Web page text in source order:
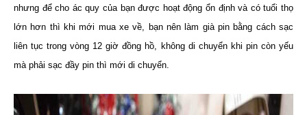
nhưng để cho ác quy của bạn được hoạt động ổn định và có tuổi thọ
lớn hơn thì khi mới mua xe về, bạn nên làm già pin bằng cách sạc
liên tục trong vòng 12 giờ đồng hồ, không di chuyển khi pin còn yếu
mà phải sạc đầy pin thì mới di chuyển.